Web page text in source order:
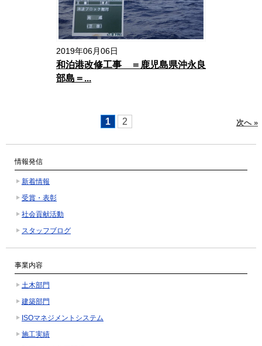
2019年06月06日
和泊港改修工事 ＝鹿児島県沖永良
部島＝...
1 2 次へ »
情報発信
新着情報
受賞・表彰
社会貢献活動
スタッフブログ
事業内容
土木部門
建築部門
ISOマネジメントシステム
施工実績